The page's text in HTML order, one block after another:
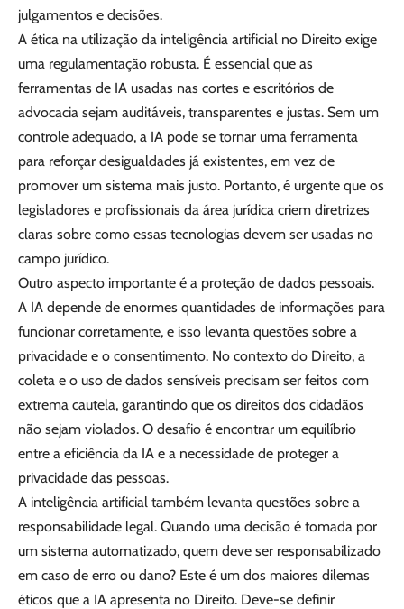
julgamentos e decisões.
A ética na utilização da inteligência artificial no Direito exige
uma regulamentação robusta. É essencial que as
ferramentas de IA usadas nas cortes e escritórios de
advocacia sejam auditáveis, transparentes e justas. Sem um
controle adequado, a IA pode se tornar uma ferramenta
para reforçar desigualdades já existentes, em vez de
promover um sistema mais justo. Portanto, é urgente que os
legisladores e profissionais da área jurídica criem diretrizes
claras sobre como essas tecnologias devem ser usadas no
campo jurídico.
Outro aspecto importante é a proteção de dados pessoais.
A IA depende de enormes quantidades de informações para
funcionar corretamente, e isso levanta questões sobre a
privacidade e o consentimento. No contexto do Direito, a
coleta e o uso de dados sensíveis precisam ser feitos com
extrema cautela, garantindo que os direitos dos cidadãos
não sejam violados. O desafio é encontrar um equilíbrio
entre a eficiência da IA e a necessidade de proteger a
privacidade das pessoas.
A inteligência artificial também levanta questões sobre a
responsabilidade legal. Quando uma decisão é tomada por
um sistema automatizado, quem deve ser responsabilizado
em caso de erro ou dano? Este é um dos maiores dilemas
éticos que a IA apresenta no Direito. Deve-se definir